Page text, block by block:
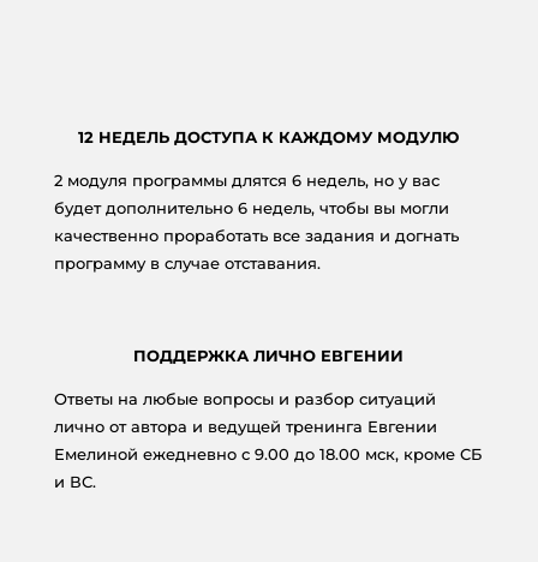
12 НЕДЕЛЬ ДОСТУПА К КАЖДОМУ МОДУЛЮ
2 модуля программы длятся 6 недель, но у вас
будет дополнительно 6 недель, чтобы вы могли
качественно проработать все задания и догнать
программу в случае отставания.
ПОДДЕРЖКА ЛИЧНО ЕВГЕНИИ
Ответы на любые вопросы и разбор ситуаций
лично от автора и ведущей тренинга Евгении
Емелиной ежедневно с 9.00 до 18.00 мск, кроме СБ
и ВС.